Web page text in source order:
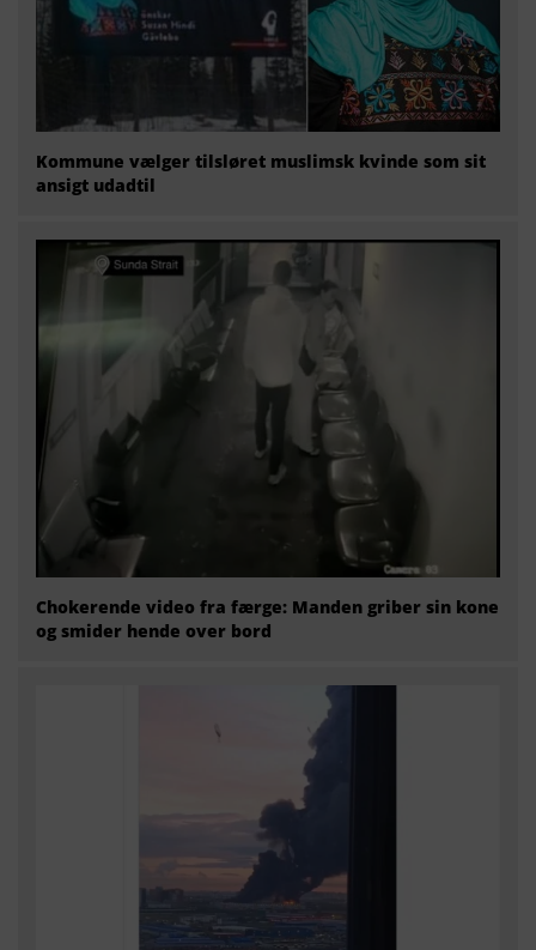
Kommune vælger tilsløret muslimsk kvinde som sit
ansigt udadtil
Chokerende video fra færge: Manden griber sin kone
og smider hende over bord